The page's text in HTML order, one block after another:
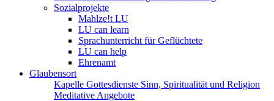
Sozialprojekte
Mahlze!t LU
LU can learn
Sprachunterricht für Geflüchtete
LU can help
Ehrenamt
Glaubensort
Kapelle Gottesdienste Sinn, Spiritualität und Religion
Meditative Angebote